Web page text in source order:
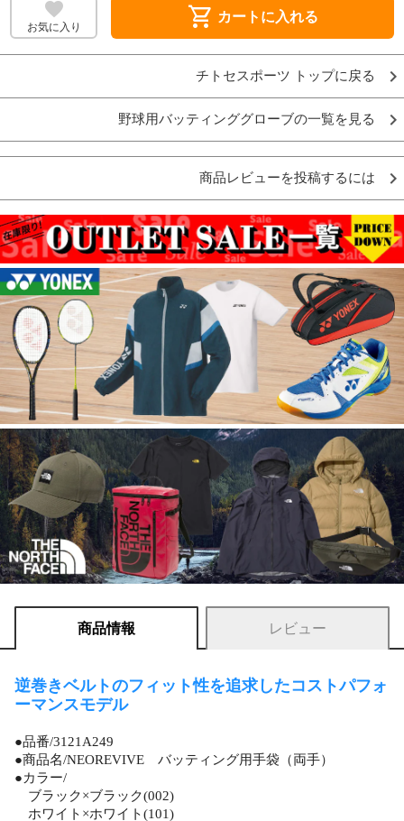
お気に入り shopping_cart カートに入れる
チトセスポーツ トップに戻る
野球用バッティンググローブの一覧を見る
商品レビューを投稿するには
商品情報 レビュー
逆巻きベルトのフィット性を追求したコストパフォ
ーマンスモデル
●品番/3121A249
●商品名/NEOREVIVE バッティング用手袋（両手）
●カラー/
ブラック×ブラック(002)
ホワイト×ホワイト(101)